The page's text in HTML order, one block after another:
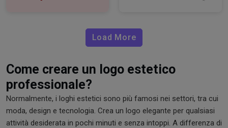
Load More
Come creare un logo estetico
professionale?
Normalmente, i loghi estetici sono più famosi nei settori, tra cui
moda, design e tecnologia. Crea un logo elegante per qualsiasi
attività desiderata in pochi minuti e senza intoppi. A differenza di